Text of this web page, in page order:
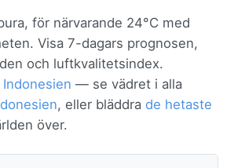
för närvarande 24°C med
Visa 7-dagars prognosen,
och luftkvalitetsindex.
Indonesien — se vädret i alla
, eller bläddra de hetaste
över.